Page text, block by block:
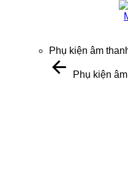
Phụ kiện âm
Phụ kiện